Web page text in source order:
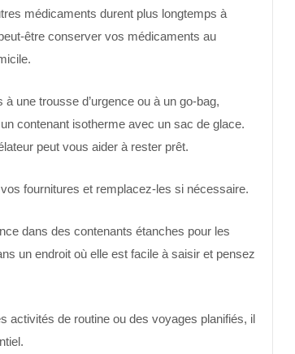
médicaments durent plus longtemps à
être conserver vos médicaments au
une trousse d’urgence ou à un go-bag,
contenant isotherme avec un sac de glace.
peut vous aider à rester prêt.
fournitures et remplacez-les si nécessaire.
dans des contenants étanches pour les
un endroit où elle est facile à saisir et pensez
activités de routine ou des voyages planifiés, il